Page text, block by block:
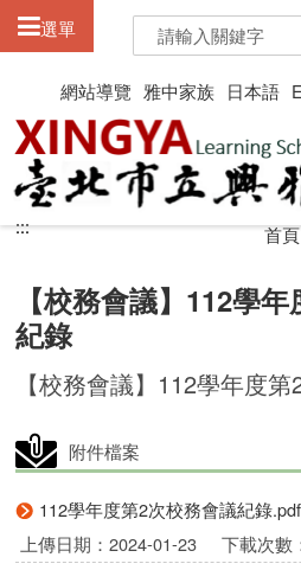
網站導覽 雅中家族 日本語
選單
:::
:::
【校務會議】112學
紀錄
首頁
【校務會議】112學年度
附件檔案
112學年度第2次校務會議紀錄.pdf
上傳日期：2024-01-23
下載次數